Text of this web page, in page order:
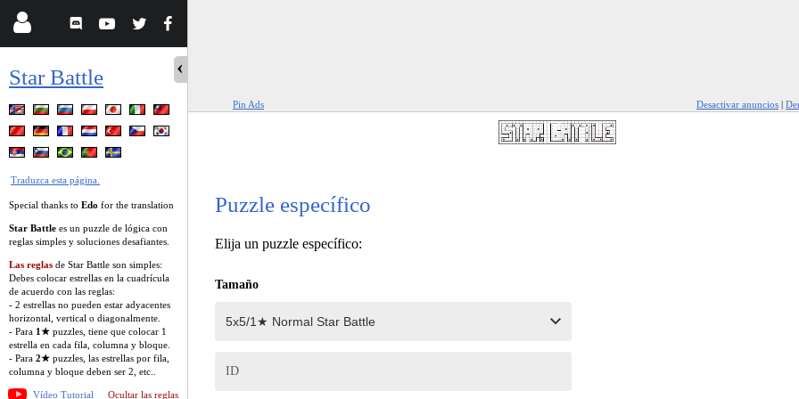
Star Battle
Traduzca esta página.
Special thanks to Edo for the translation
Star Battle es un puzzle de lógica con
reglas simples y soluciones desafiantes.
Las reglas de Star Battle son simples:
Debes colocar estrellas en la cuadrícula
de acuerdo con las reglas:
- 2 estrellas no pueden estar adyacentes
horizontal, vertical o diagonalmente.
- Para 1★ puzzles, tiene que colocar 1
estrella en cada fila, columna y bloque.
- Para 2★ puzzles, las estrellas por fila,
columna y bloque deben ser 2, etc..
Vídeo Tutorial Ocultar las reglas
Pin Ads Desactivar anuncios |
Puzzle específico
Elija un puzzle específico:
Tamaño
ID